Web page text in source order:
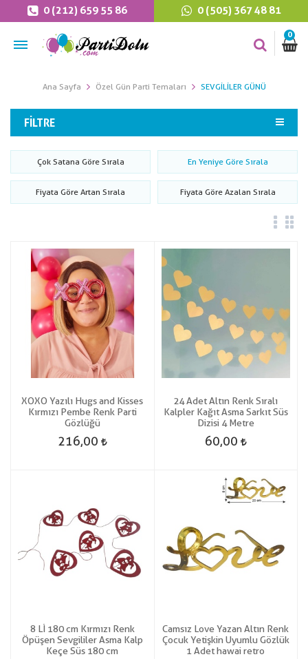
0 (212) 659 55 86 0 (505) 367 48 81
0
Ana Sayfa Özel Gün Parti Temaları SEVGILILER GÜNÜ
FILTRE
Çok Satana Göre Sırala En Yeniye Göre Sırala
Fiyata Göre Artan Sırala Fiyata Göre Azalan Sırala
XOXO Yazılı Hugs and Kisses
Kırmızı Pembe Renk Parti
Gözlüğü
216,00
24 Adet Altın Renk Sıralı
Kalpler Kağıt Asma Sarkıt Süs
Dizisi 4 Metre
60,00
8 Lİ 180 cm Kırmızı Renk
Öpüşen Sevgililer Asma Kalp
Keçe Süs 180 cm
Camsız Love Yazan Altın Renk
Çocuk Yetişkin Uyumlu Gözlük
1 Adet hawai retro